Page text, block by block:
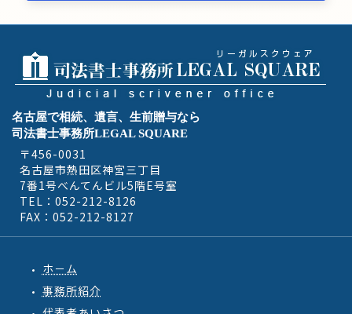
名古屋で相続、遺言、生前贈与なら
司法書士事務所LEGAL SQUARE
〒456-0031
名古屋市熱田区神宮三丁目
7番1号べんてんビル5階E号室
TEL：052-212-8126
FAX：052-212-8127
ホ－ム
事務所紹介